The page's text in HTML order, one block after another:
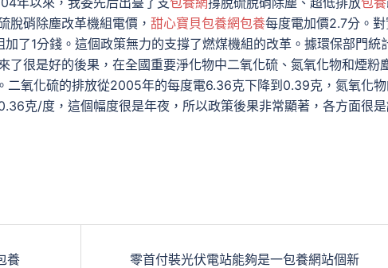
脫硝除塵改革機組電價， 甜心寶貝包養網包養每度電加價2.7分。
了1分錢。這個政策無力的支撐了燃煤機組的改革。據環保部門統
了很是好的後果，在全國重要淨化物中二氧化硫、氮氧化物和煙粉
二氧化硫的排放從2005年的每度電6.36克下降到0.39克，氮氧化
克/度，這個幅度很是年夜，所以政策後果非常顯著，各方面很
養
零首付裝光伏電站能夠是一包養網站個新